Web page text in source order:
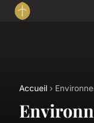
Accueil ›